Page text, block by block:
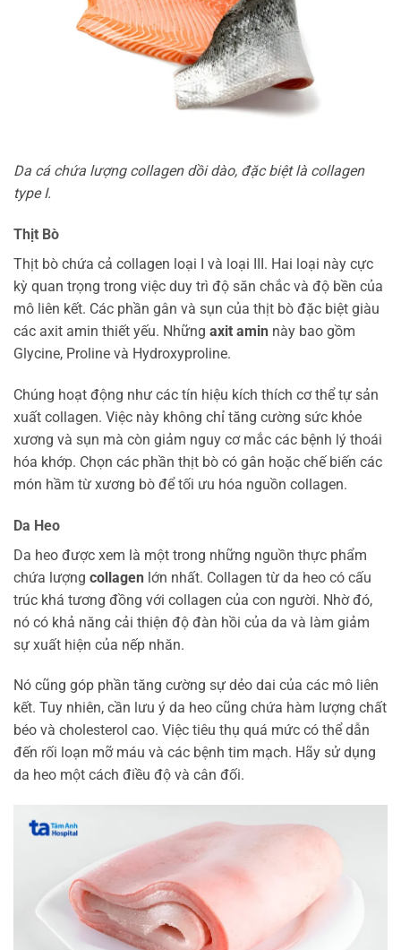
Da cá chứa lượng collagen dồi dào, đặc biệt là collagen
type I.
Thịt Bò
Thịt bò chứa cả collagen loại I và loại III. Hai loại này cực
kỳ quan trọng trong việc duy trì độ săn chắc và độ bền của
mô liên kết. Các phần gân và sụn của thịt bò đặc biệt giàu
các axit amin thiết yếu. Những axit amin này bao gồm
Glycine, Proline và Hydroxyproline.
Chúng hoạt động như các tín hiệu kích thích cơ thể tự sản
xuất collagen. Việc này không chỉ tăng cường sức khỏe
xương và sụn mà còn giảm nguy cơ mắc các bệnh lý thoái
hóa khớp. Chọn các phần thịt bò có gân hoặc chế biến các
món hầm từ xương bò để tối ưu hóa nguồn collagen.
Da Heo
Da heo được xem là một trong những nguồn thực phẩm
chứa lượng collagen lớn nhất. Collagen từ da heo có cấu
trúc khá tương đồng với collagen của con người. Nhờ đó,
nó có khả năng cải thiện độ đàn hồi của da và làm giảm
sự xuất hiện của nếp nhăn.
Nó cũng góp phần tăng cường sự dẻo dai của các mô liên
kết. Tuy nhiên, cần lưu ý da heo cũng chứa hàm lượng chất
béo và cholesterol cao. Việc tiêu thụ quá mức có thể dẫn
đến rối loạn mỡ máu và các bệnh tim mạch. Hãy sử dụng
da heo một cách điều độ và cân đối.